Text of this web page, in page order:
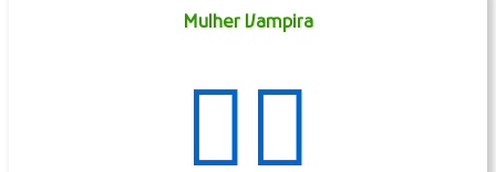
Mulher Vampira
🧛‍♀️